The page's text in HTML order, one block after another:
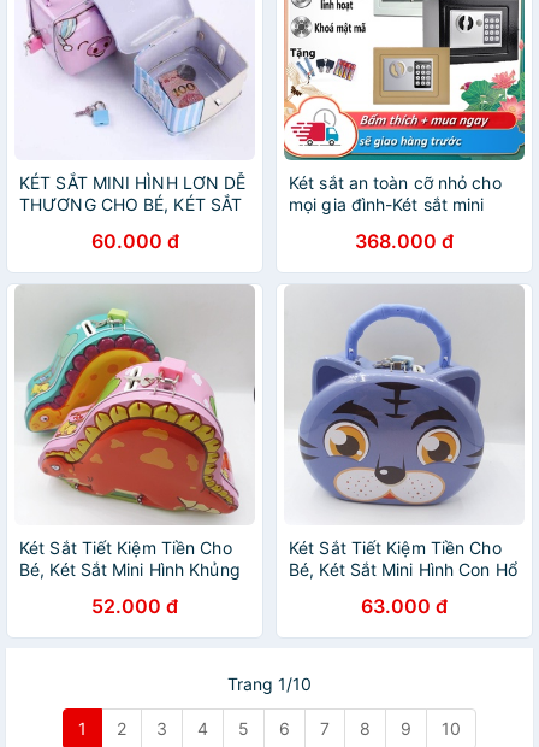
KÉT SẮT MINI HÌNH LƠN DỄ
THƯƠNG CHO BÉ, KÉT SẮT
60.000 đ
Két sắt an toàn cỡ nhỏ cho
mọi gia đình-Két sắt mini
368.000 đ
Két Sắt Tiết Kiệm Tiền Cho
Bé, Két Sắt Mini Hình Khủng
52.000 đ
Két Sắt Tiết Kiệm Tiền Cho
Bé, Két Sắt Mini Hình Con Hổ
63.000 đ
Trang 1/10
1 2 3 4 5 6 7 8 9 10